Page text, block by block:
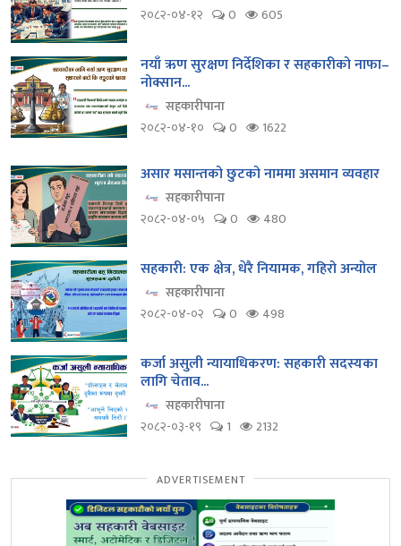
२०८२-०४-१२
0 605
नयाँ ऋण सुरक्षण निर्देशिका र सहकारीको नाफा–
नोक्सान...
सहकारीपाना
२०८२-०४-१०
0 1622
असार मसान्तको छुटको नाममा असमान व्यवहार
सहकारीपाना
२०८२-०४-०५
0 480
सहकारी: एक क्षेत्र, धेरै नियामक, गहिरो अन्योल
सहकारीपाना
२०८२-०४-०२
0 498
कर्जा असुली न्यायाधिकरण: सहकारी सदस्यका
लागि चेताव...
सहकारीपाना
२०८२-०३-१९
1 2132
ADVERTISEMENT